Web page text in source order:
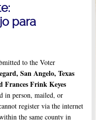
para
to the Voter
San Angelo, Texas
Frances Frink Keyes
in person, mailed, or
register via the internet
the same county in